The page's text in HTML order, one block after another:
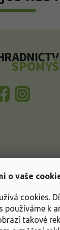
o vaše
cookies.
používáme k
takové